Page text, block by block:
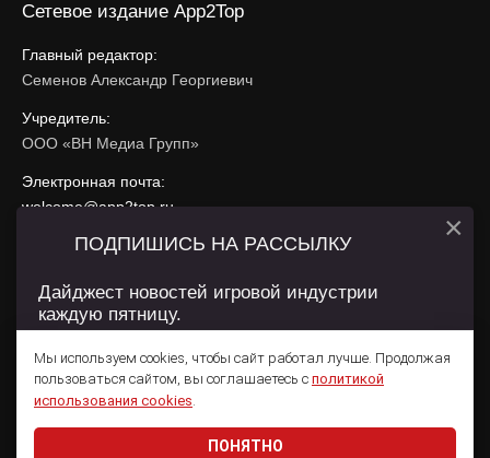
Сетевое издание App2Top
Главный редактор:
Семенов Александр Георгиевич
Учредитель:
ООО «ВН Медиа Групп»
Электронная почта:
welcome@app2top.ru
При использовании материалов активная ссылка на
Сайт использует IP адреса, cookie, данные геолокации
использования содержатся вПолитике конфиденциальностии
Пользовательском соглашении .
Мы используем cookies, чтобы сайт работал лучше. Продолжая
пользоваться сайтом, вы соглашаетесь с политикой
использования cookies.
ПОНЯТНО
ПОДПИШИСЬ НА РАССЫЛКУ
Дайджест новостей игровой индустрии
каждую пятницу.
Даю согласие на обработкуперсональных данных
×